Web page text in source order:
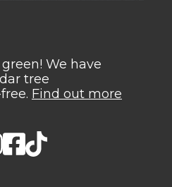
We have
tree
Find out more